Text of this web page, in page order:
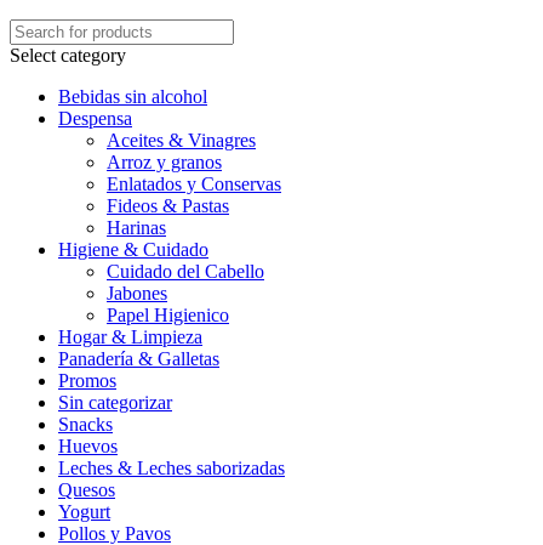
Select category
Bebidas sin alcohol
Despensa
Aceites & Vinagres
Arroz y granos
Enlatados y Conservas
Fideos & Pastas
Harinas
Higiene & Cuidado
Cuidado del Cabello
Jabones
Papel Higienico
Hogar & Limpieza
Panadería & Galletas
Promos
Sin categorizar
Snacks
Huevos
Leches & Leches saborizadas
Quesos
Yogurt
Pollos y Pavos